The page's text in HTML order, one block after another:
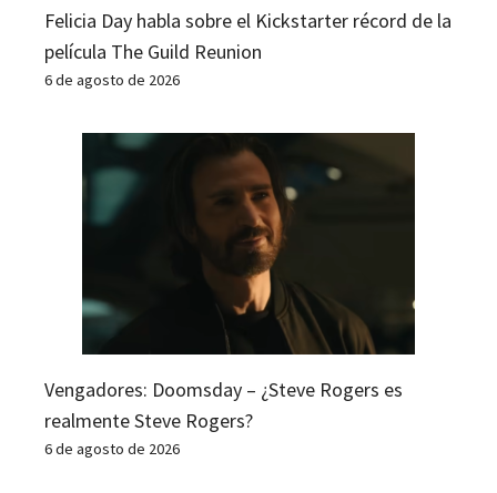
Felicia Day habla sobre el Kickstarter récord de la
película The Guild Reunion
6 de agosto de 2026
Vengadores: Doomsday – ¿Steve Rogers es
realmente Steve Rogers?
6 de agosto de 2026